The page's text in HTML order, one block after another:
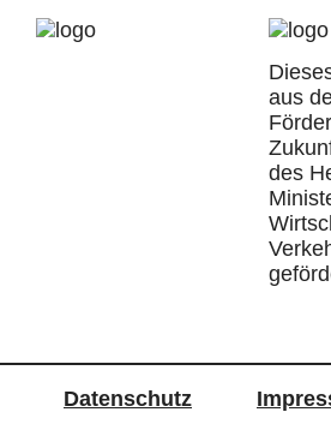
aus
des
Datenschutz